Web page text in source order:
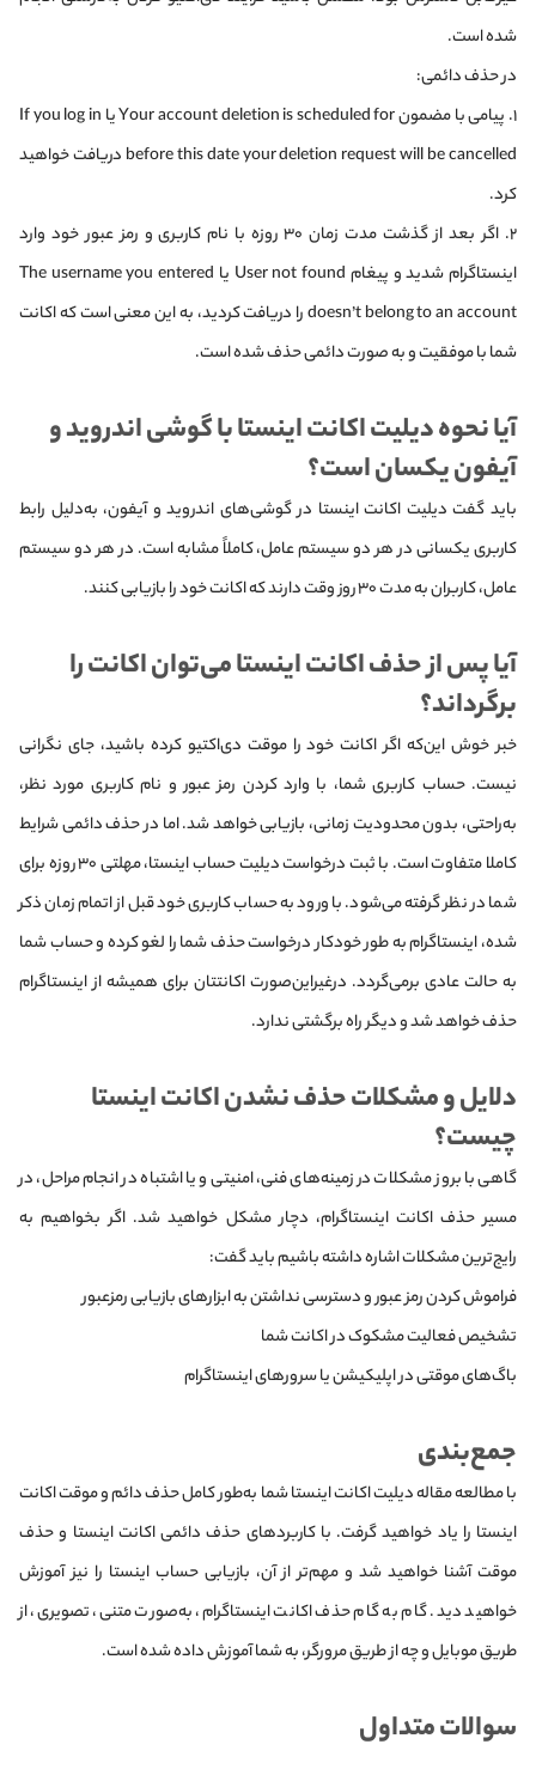
شده است.
در حذف دائمی:
۱. پیامی با مضمون Your account deletion is scheduled for یا If you log in
before this date your deletion request will be cancelled دریافت خواهید
کرد.
۲. اگر بعد از گذشت مدت زمان ۳۰ روزه با نام کاربری و رمز عبور خود وارد
اینستاگرام شدید و پیغام User not found یا The username you entered
doesn’t belong to an account را دریافت کردید، به این معنی است که اکانت
شما با موفقیت و به صورت دائمی حذف شده است.
آیا نحوه دیلیت اکانت اینستا با گوشی اندروید و
آیفون یکسان است؟
باید گفت دیلیت اکانت اینستا در گوشی‌های اندروید و آیفون، به‌دلیل رابط
کاربری یکسانی در هر دو سیستم عامل، کاملاً مشابه است. در هر دو سیستم
عامل، کاربران به مدت ۳۰ روز وقت دارند که اکانت خود را بازیابی کنند.
آیا پس از حذف اکانت اینستا می‌توان اکانت را
برگرداند؟
خبر خوش این‌که اگر اکانت خود را موقت دی‌اکتیو کرده باشید، جای نگرانی
نیست. حساب کاربری شما، با وارد کردن رمز عبور و نام کاربری مورد نظر،
به‌راحتی، بدون محدودیت زمانی، بازیابی خواهد شد. اما در حذف دائمی شرایط
کاملا متفاوت است. با ثبت درخواست دیلیت حساب اینستا، مهلتی ۳۰ روزه برای
شما در نظر گرفته می‌شود. با ورود به حساب کاربری خود قبل از اتمام زمان ذکر
شده، اینستاگرام به طور خودکار درخواست حذف شما را لغو کرده و حساب شما
به حالت عادی برمی‌گردد. درغیر‌این‌صورت اکانتتان برای همیشه از اینستاگرام
حذف خواهد شد و دیگر راه برگشتی ندارد.
دلایل و مشکلات حذف نشدن اکانت اینستا
چیست؟
گاهی با بروز مشکلات در زمینه‌های فنی، امنیتی و یا اشتباه در انجام مراحل، در
مسیر حذف اکانت اینستاگرام، دچار مشکل خواهید شد. اگر بخواهیم به
رایج‌ترین مشکلات اشاره داشته باشیم باید گفت:
فراموش کردن رمز عبور و دسترسی نداشتن به ابزارهای بازیابی رمزعبور
تشخیص فعالیت مشکوک در اکانت شما
باگ‌های موقتی در اپلیکیشن یا سرورهای اینستاگرام
جمع‌بندی
با مطالعه مقاله دیلیت اکانت اینستا شما به‌طور کامل حذف دائم و موقت اکانت
اینستا را یاد خواهید گرفت. با کاربردهای حذف دائمی اکانت اینستا و حذف
موقت آشنا خواهید شد و مهم‌تر از آن، بازیابی حساب اینستا را نیز آموزش
خواهید دید. گام به گام حذف اکانت اینستاگرام، به‌صورت متنی، تصویری، از
طریق موبایل و چه از طریق مرورگر، به شما آموزش داده شده است.
سوالات متداول